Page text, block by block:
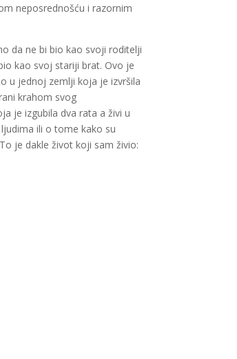
neposrednošću i razornim
da ne bi bio kao svoji roditelji
kao svoj stariji brat. Ovo je
u jednoj zemlji koja je izvršila
krahom svog
je izgubila dva rata a živi u
ili o tome kako su
je dakle život koji sam živio: